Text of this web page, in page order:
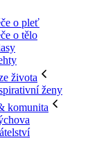
o pleť
o tělo
života
ženy
komunita